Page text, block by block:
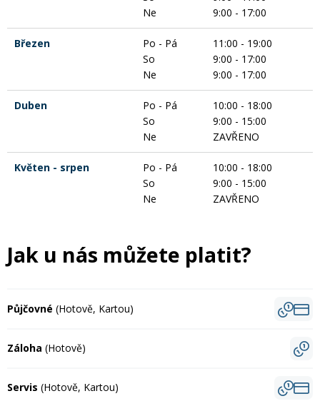
Ne
9:00 - 17:00
Březen Po - Pá
11:00 - 19:00
So
9:00 - 17:00
Ne
9:00 - 17:00
Duben Po - Pá
10:00 - 18:00
So
9:00 - 15:00
Ne
ZAVŘENO
Květen - srpen Po - Pá
10:00 - 18:00
So
9:00 - 15:00
Ne
ZAVŘENO
Jak u nás můžete platit?
Půjčovné (Hotově, Kartou)
Záloha (Hotově)
Servis (Hotově, Kartou)